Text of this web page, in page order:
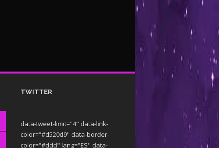
TWITTER
data-tweet-limit="4" data-link-
color="#d520d9" data-border-
color="#ddd" lang="ES" data-